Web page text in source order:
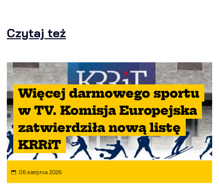
Czytaj też
Więcej darmowego sportu
w TV. Komisja Europejska
zatwierdziła nową listę
KRRiT
06 sierpnia 2026